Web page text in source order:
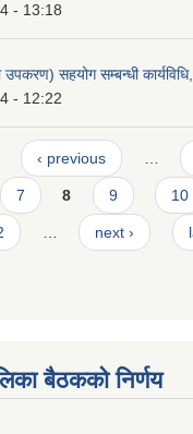
- 13:18
उपकरण) सहयोग सम्बन्धी
- 12:22
‹ previous
7 8 9 10
next ›
बैठकको निर्णय